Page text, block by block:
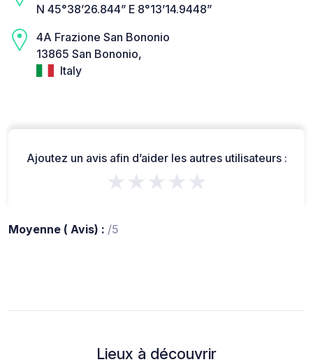
N 45°38’26.844” E 8°13’14.9448”
4A Frazione San Bononio
13865 San Bononio,
Italy
Ajoutez un avis afin d’aider les autres utilisateurs :
★★★★★
Moyenne ( Avis) : /5
Lieux à découvrir